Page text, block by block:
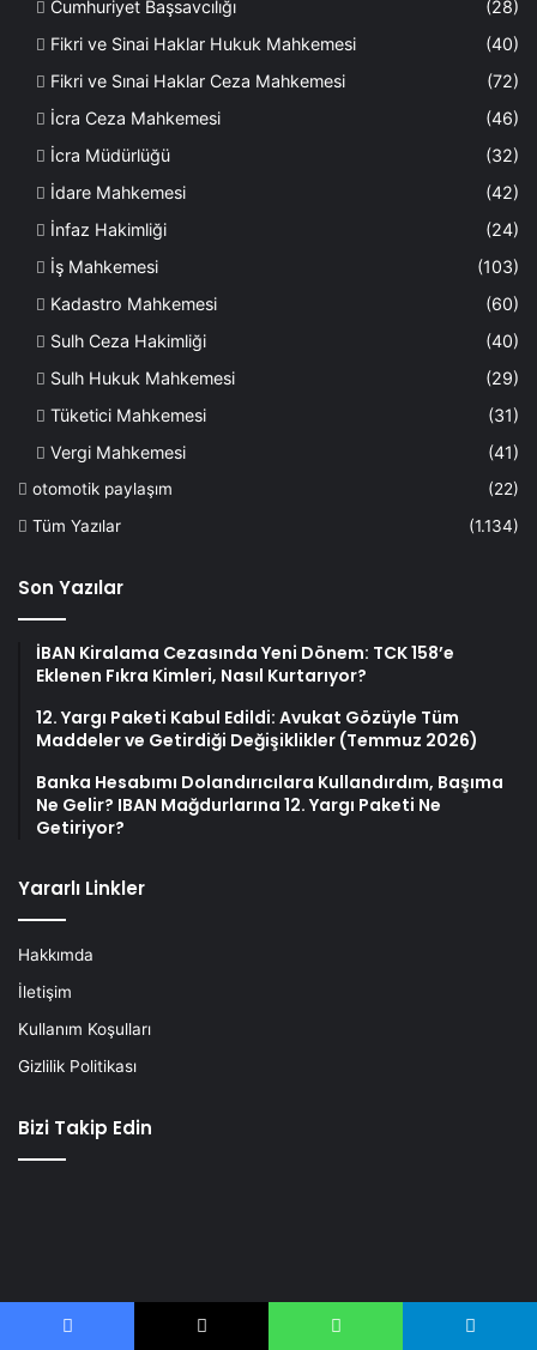
Cumhuriyet Başsavcılığı
(28)
Fikri ve Sinai Haklar Hukuk Mahkemesi
(40)
Fikri ve Sınai Haklar Ceza Mahkemesi
(72)
İcra Ceza Mahkemesi
(46)
İcra Müdürlüğü
(32)
İdare Mahkemesi
(42)
İnfaz Hakimliği
(24)
İş Mahkemesi
(103)
Kadastro Mahkemesi
(60)
Sulh Ceza Hakimliği
(40)
Sulh Hukuk Mahkemesi
(29)
Tüketici Mahkemesi
(31)
Vergi Mahkemesi
(41)
otomotik paylaşım
(22)
Tüm Yazılar
(1.134)
Son Yazılar
İBAN Kiralama Cezasında Yeni Dönem: TCK 158’e
Eklenen Fıkra Kimleri, Nasıl Kurtarıyor?
12. Yargı Paketi Kabul Edildi: Avukat Gözüyle Tüm
Maddeler ve Getirdiği Değişiklikler (Temmuz 2026)
Banka Hesabımı Dolandırıcılara Kullandırdım, Başıma
Ne Gelir? IBAN Mağdurlarına 12. Yargı Paketi Ne
Getiriyor?
Yararlı Linkler
Hakkımda
İletişim
Kullanım Koşulları
Gizlilik Politikası
Bizi Takip Edin
Bu web sitesine yazı gönderebilirsiniz. Gönderdiğiniz yazılar sizin